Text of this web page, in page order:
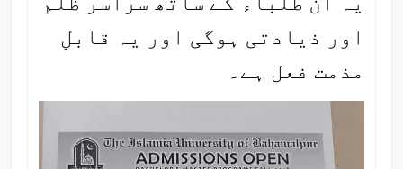
اور ذیادتی ہوگی اور یہ قابلِ
مذمت فعل ہے۔